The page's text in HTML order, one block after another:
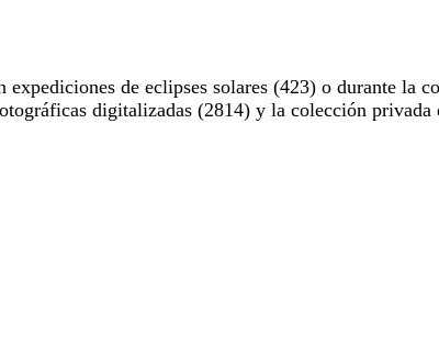
expediciones de eclipses solares (423) o durante la
digitalizadas (2814) y la colección